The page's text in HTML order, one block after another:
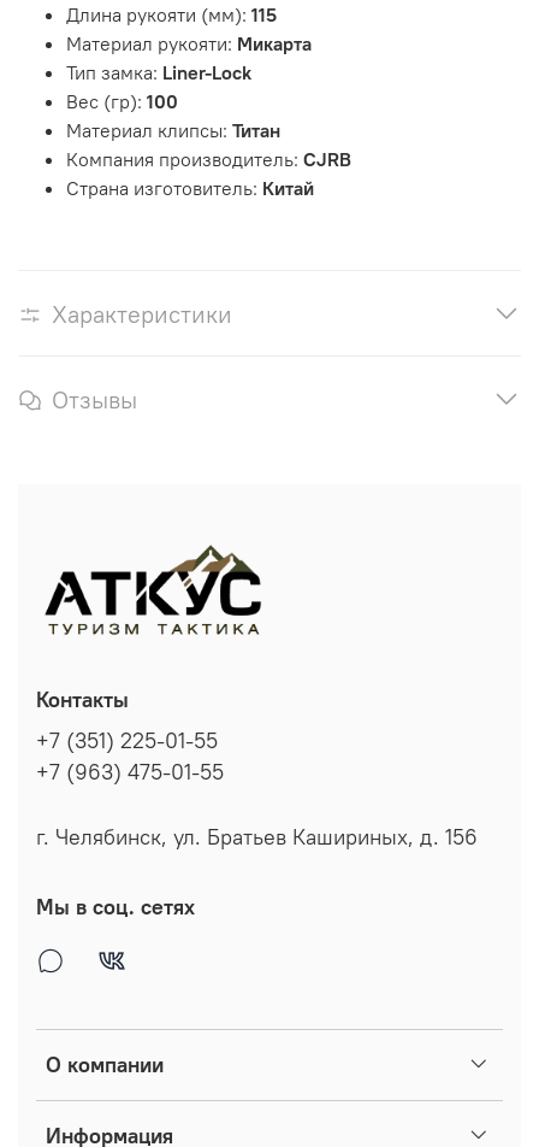
Длина рукояти (мм): 115
Материал рукояти: Микарта
Тип замка: Liner-Lock
Вес (гр): 100
Материал клипсы: Титан
Компания производитель: CJRB
Страна изготовитель: Китай
Характеристики
Отзывы
О компании
Информация
Контакты
+7 (351) 225-01-55
+7 (963) 475-01-55
г. Челябинск, ул. Братьев Кашириных, д. 156
Мы в соц. сетях